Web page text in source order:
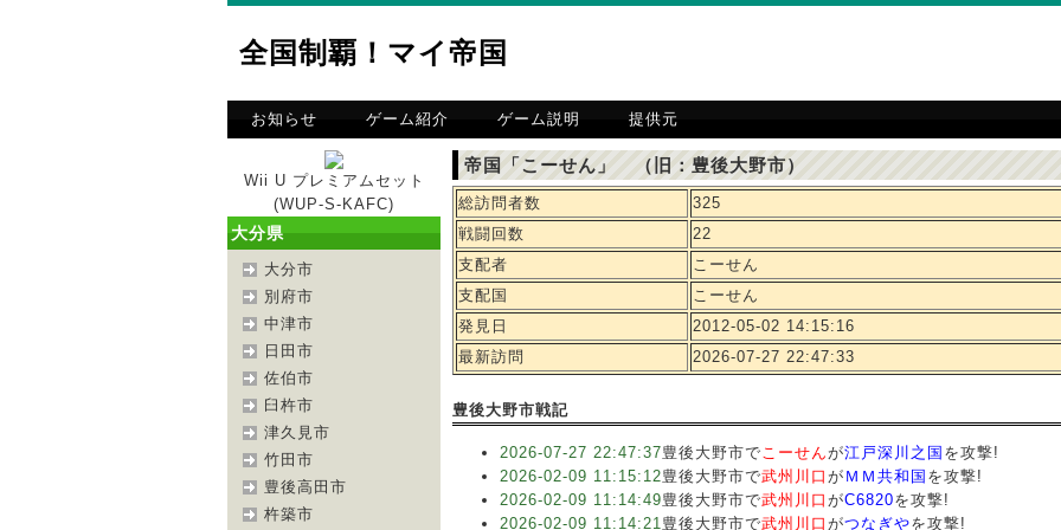
全国制覇！マイ帝国
お知らせ ゲーム紹介 ゲーム説明 提供元
Wii U プレミアムセット
(WUP-S-KAFC)
大分県
大分市
別府市
中津市
日田市
佐伯市
臼杵市
津久見市
竹田市
豊後高田市
杵築市
帝国「こーせん」 （旧：豊後大野市）
総訪問者数
325
戦闘回数
22
支配者
こーせん
支配国
こーせん
発見日
2012-05-02 14:15:16
最新訪問
2026-07-27 22:47:33
豊後大野市戦記
2026-07-27 22:47:37豊後大野市でこーせんが江戸深川之国 を攻撃!
2026-02-09 11:15:12豊後大野市で武州川口 が ＭＭ共和国 を攻撃!
2026-02-09 11:14:49豊後大野市で武州川口 がC6820を攻撃!
2026-02-09 11:14:21豊後大野市で武州川口 がつなぎやを攻撃!